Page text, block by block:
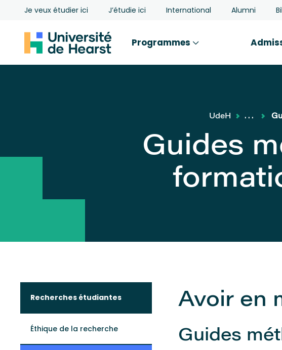
Je veux étudier ici J’étudie ici International Alumni
Programmes
Guides
UdeH ...
Recherches étudiantes
Éthique de la recherche
Avoir en
Guides